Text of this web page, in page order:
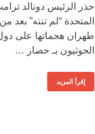
حذر الرئيس دونالد
المتحدة “لم تنته”
طهران هجماتها على
الحوثيون بـ حصار …
إقرأ المزيد